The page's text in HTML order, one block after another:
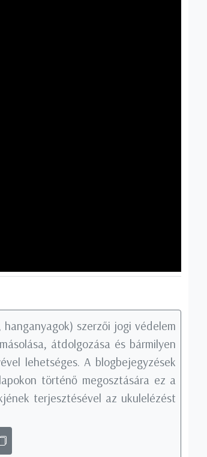
szerzői jogi védelem
átdolgozása és bármilyen
lehetséges. A blogbejegyzések
történő megosztására ez a
terjesztésével az ukulelézést